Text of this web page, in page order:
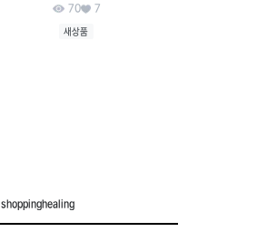
70
7
새상품
shoppinghealing